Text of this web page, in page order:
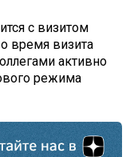
с визитом
время визита
активно
режима